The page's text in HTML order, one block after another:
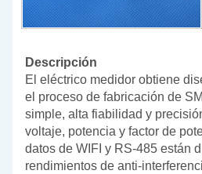
Descripción
El eléctrico medidor obtiene
el proceso de fabricación de
simple, alta fiabilidad y
voltaje, potencia y factor de
datos de WIFI y RS-485 están
rendimientos de anti-